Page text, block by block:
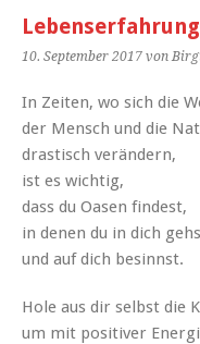
10. September 2017 von
In Zeiten, wo sich die
der Mensch und die
drastisch verändern,
ist es wichtig,
dass du Oasen findest,
in denen du in dich
und auf dich besinnst.
Hole aus dir selbst die
um mit positiver